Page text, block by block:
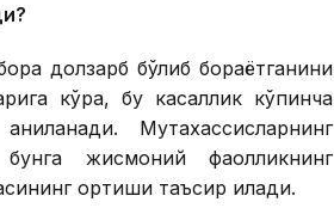
долзарб бўлиб бораётганини
кўра, бу касаллик кўпинча
Мутахассисларнинг
бунга жисмоний фаолликнинг
ортиши таъсир қилади.